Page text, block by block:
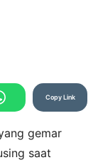
Copy Link
gemar
saat